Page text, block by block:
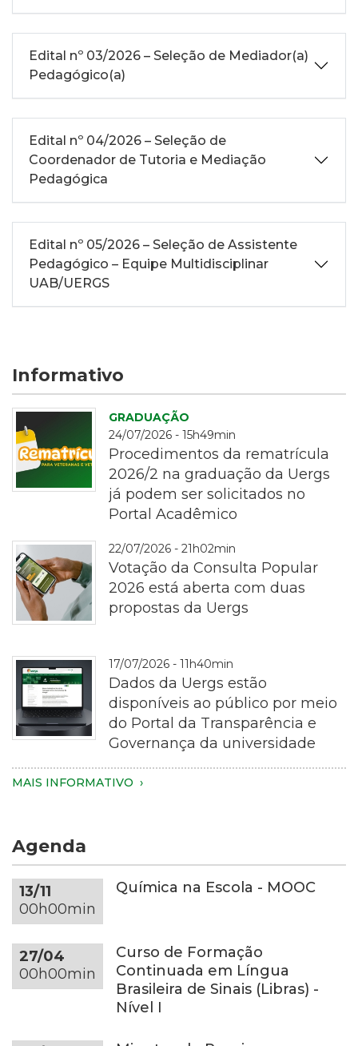
Edital nº 03/2026 – Seleção de Mediador(a)
Pedagógico(a)
Edital nº 04/2026 – Seleção de
Coordenador de Tutoria e Mediação
Pedagógica
Edital nº 05/2026 – Seleção de Assistente
Pedagógico – Equipe Multidisciplinar
UAB/UERGS
Informativo
GRADUAÇÃO
24/07/2026 - 15h49min
Procedimentos da rematrícula
2026/2 na graduação da Uergs
já podem ser solicitados no
Portal Acadêmico
Fotografia
em
plano
aproximado
de
pessoa
segurando
com
as
duas
mãos.
Apenas
as
mãos,
parte
e
22/07/2026 - 21h02min
Votação da Consulta Popular
2026 está aberta com duas
propostas da Uergs
Imagem
de
de
cor
cinza-
escura
sobre
uma
mesa
redonda
tonalidade,
17/07/2026 - 11h40min
Dados da Uergs estão
disponíveis ao público por meio
do Portal da Transparência e
Governança da universidade
MAIS INFORMATIVO
Agenda
13/11
00h00min
Química na Escola - MOOC
27/04
00h00min
Curso de Formação
Continuada em Língua
Brasileira de Sinais (Libras) -
Nível I